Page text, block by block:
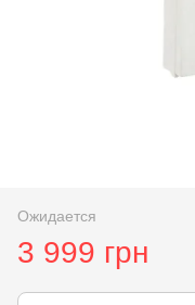
Ожидается
3 999 грн